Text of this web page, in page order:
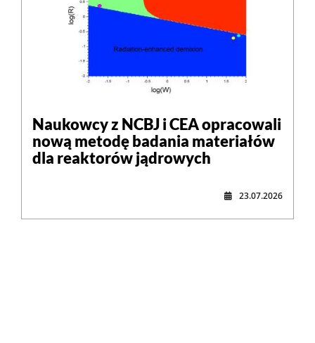
Naukowcy z NCBJ i CEA opracowali
nową metodę badania materiałów
dla reaktorów jądrowych
23.07.2026